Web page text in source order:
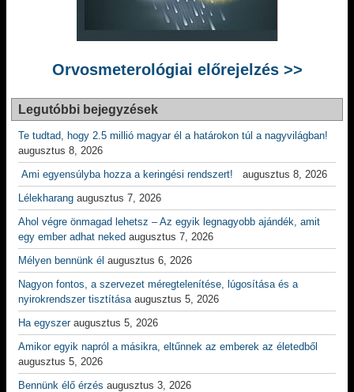
Orvosmeterológiai előrejelzés >>
Legutóbbi bejegyzések
Te tudtad, hogy 2.5 millió magyar él a határokon túl a nagyvilágban!
augusztus 8, 2026
Ami egyensúlyba hozza a keringési rendszert!
augusztus 8, 2026
Lélekharang augusztus 7, 2026
Ahol végre önmagad lehetsz – Az egyik legnagyobb ajándék, amit
egy ember adhat neked augusztus 7, 2026
Mélyen bennünk él augusztus 6, 2026
Nagyon fontos, a szervezet méregtelenítése, lúgosítása és a
nyirokrendszer tisztítása augusztus 5, 2026
Ha egyszer augusztus 5, 2026
Amikor egyik napról a másikra, eltűnnek az emberek az életedből
augusztus 5, 2026
Bennünk élő érzés augusztus 3, 2026